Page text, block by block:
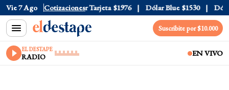
Vie 7 Ago Cotizaciones
$1520 Dólar Tarjeta $1976 Dólar Blue $1530 Dólar
Suscribite por $10.000
EL DESTAPE
RADIO EN VIVO